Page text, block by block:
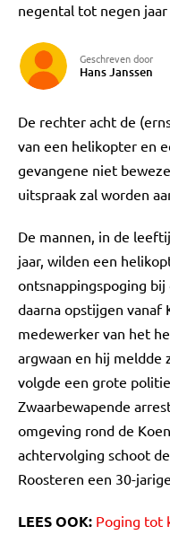
negental tot negen
Geschreven door
Hans Janssen
De rechter acht de
van een helikopter en
gevangene niet
uitspraak zal worden
De mannen, in de
jaar, wilden een
ontsnappingspoging
daarna opstijgen vanaf
medewerker van het
argwaan en hij meldde
volgde een grote
Zwaarbewapende
omgeving rond de
achtervolging schoot
Roosteren een 30-
LEES OOK: Poging tot